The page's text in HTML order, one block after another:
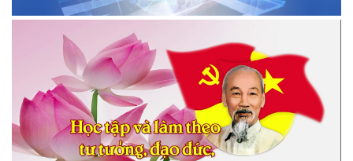
Văn Toàn (thửa 474)
Thông báo về việc mất giấy chứng nhận quyền sử dụng đất bà
Nguyễn Thị Lý thửa 375
(19/03/2026)